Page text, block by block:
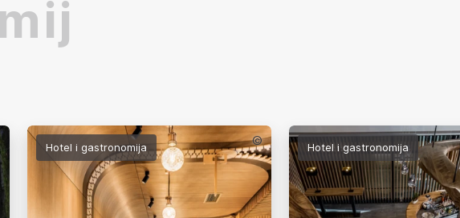
©
Hotel i gastronomija Hotel i gastronomija